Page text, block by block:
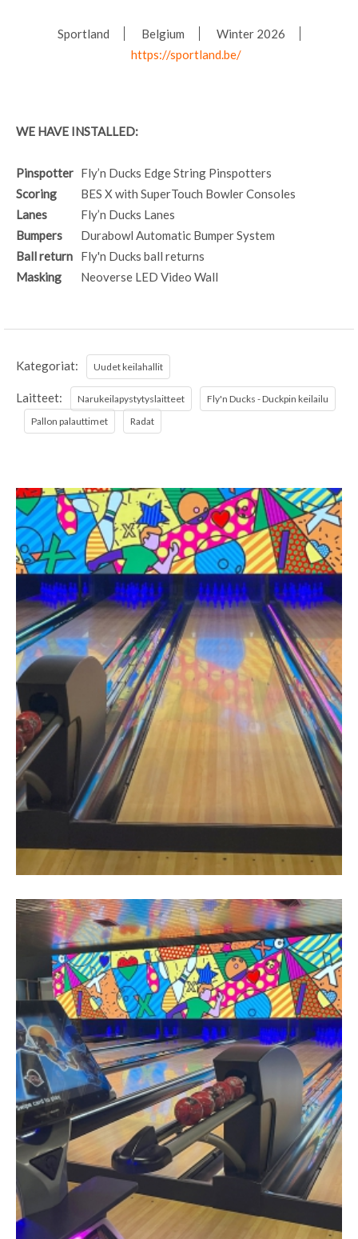
Sportland Belgium
Winter 2026
https://sportland.be/
WE HAVE INSTALLED:
Pinspotter Fly’n Ducks Edge String Pinspotters
Scoring
BES X with SuperTouch Bowler Consoles
Lanes
Fly’n Ducks Lanes
Bumpers
Durabowl Automatic Bumper System
Ball return
Fly'n Ducks ball returns
Masking
Neoverse LED Video Wall
Kategoriat: Uudet keilahallit
Laitteet: Narukeilapystytyslaitteet
Fly'n Ducks - Duckpin keilailu
Pallon palauttimet
Radat